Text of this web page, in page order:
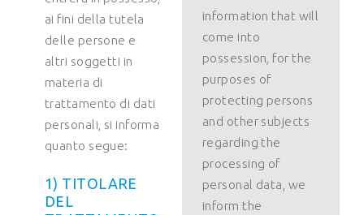
ai fini della tutela
delle persone e
altri soggetti in
materia di
trattamento di dati
personali, si informa
quanto segue:
1) TITOLARE
DEL
information that will
come into
possession, for the
purposes of
protecting persons
and other subjects
regarding the
processing of
personal data, we
inform the